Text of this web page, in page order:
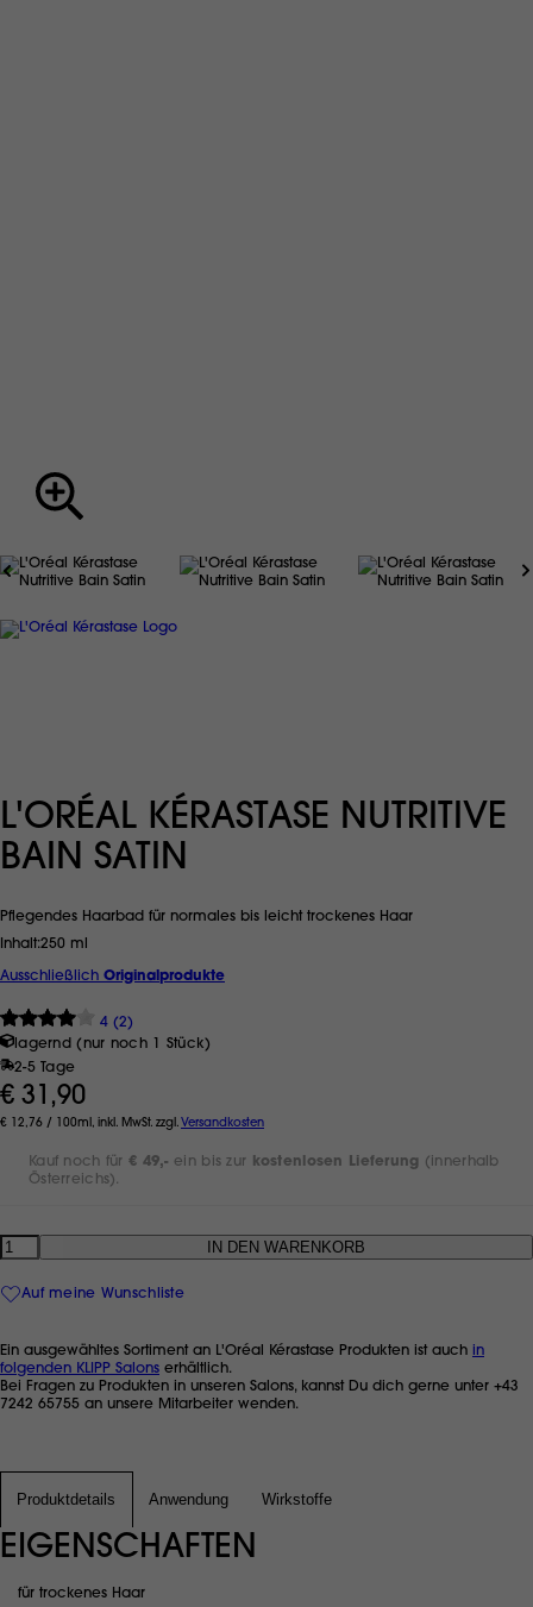
L'ORÉAL KÉRASTASE NUTRITIVE
BAIN SATIN
Pflegendes Haarbad für normales bis leicht trockenes Haar
Inhalt 250 ml
Ausschließlich Originalprodukte
4 (2)
lagernd (nur noch 1 Stück)
2-5 Tage
€ 31,90
€ 12,76 / 100ml, inkl. MwSt. zzgl.Versandkosten
Kauf noch für€ 49,- ein bis zur kostenlosen Lieferung (innerhalb
Österreichs).
Anzahl
Auf meine Wunschliste
Ein ausgewähltes Sortiment an L'Oréal Kérastase Produkten ist auch in
folgenden KLIPP Salons erhältlich.
Bei Fragen zu Produkten in unseren Salons, kannst Du dich gerne unter +43
7242 65755 an unsere Mitarbeiter wenden.
Produktdetails Anwendung Wirkstoffe
EIGENSCHAFTEN
für trockenes Haar